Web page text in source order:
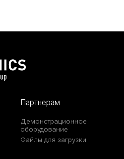
Партнерам
Демонстрационное
оборудование
Файлы для загрузки